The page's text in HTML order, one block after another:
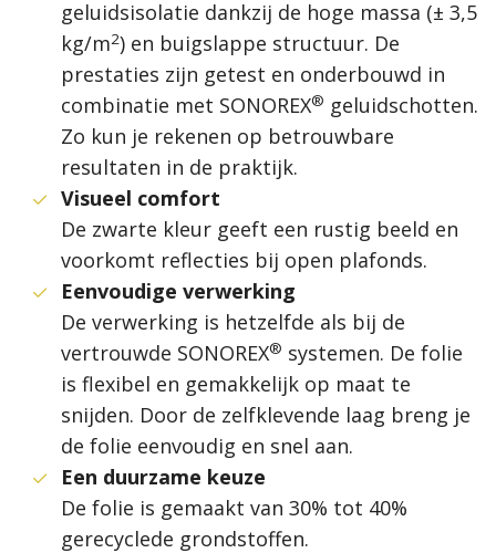
geluidsisolatie dankzij de hoge massa (± 3,5
kg/m2) en buigslappe structuur. De
prestaties zijn getest en onderbouwd in
combinatie met SONOREX® geluidschotten.
Zo kun je rekenen op betrouwbare
resultaten in de praktijk.
Visueel comfort
De zwarte kleur geeft een rustig beeld en
voorkomt reflecties bij open plafonds.
Eenvoudige verwerking
De verwerking is hetzelfde als bij de
vertrouwde SONOREX® systemen. De folie
is flexibel en gemakkelijk op maat te
snijden. Door de zelfklevende laag breng je
de folie eenvoudig en snel aan.
Een duurzame keuze
De folie is gemaakt van 30% tot 40%
gerecyclede grondstoffen.